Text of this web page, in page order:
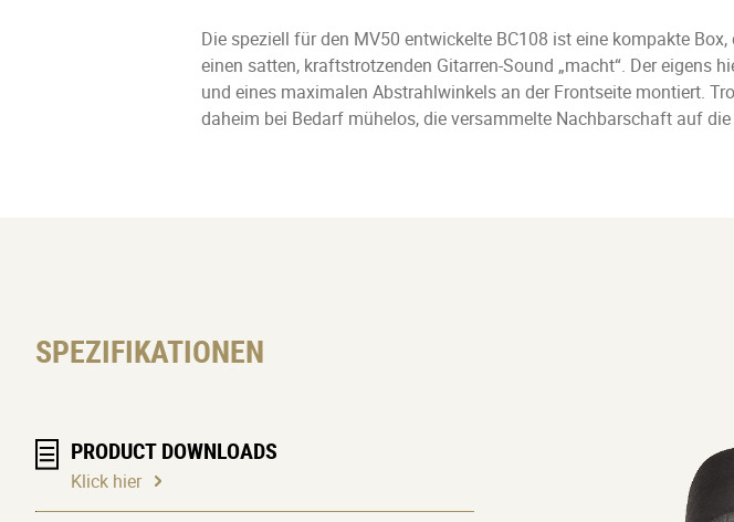
Die speziell für den MV50 entwickelte BC108 ist eine kompakte
einen satten, kraftstrotzenden Gitarren-Sound „macht“. Der eigens
und eines maximalen Abstrahlwinkels an der Frontseite montiert.
daheim bei Bedarf mühelos, die versammelte Nachbarschaft auf
SPEZIFIKATIONEN
PRODUCT DOWNLOADS
Klick hier